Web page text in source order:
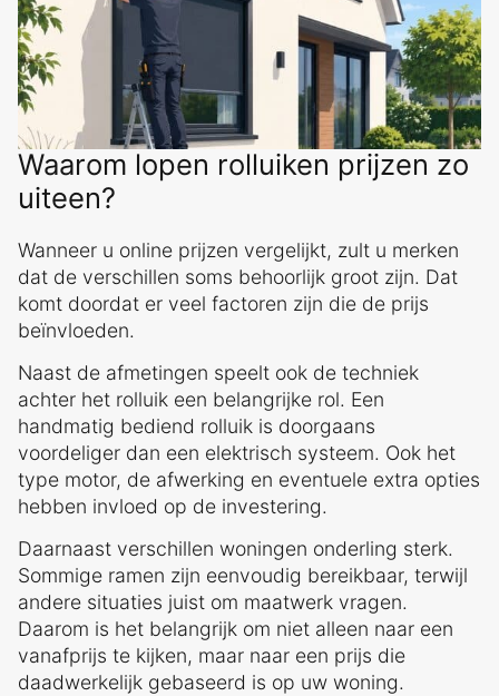
Waarom lopen rolluiken prijzen zo
uiteen?
Wanneer u online prijzen vergelijkt, zult u merken
dat de verschillen soms behoorlijk groot zijn. Dat
komt doordat er veel factoren zijn die de prijs
beïnvloeden.
Naast de afmetingen speelt ook de techniek
achter het rolluik een belangrijke rol. Een
handmatig bediend rolluik is doorgaans
voordeliger dan een elektrisch systeem. Ook het
type motor, de afwerking en eventuele extra opties
hebben invloed op de investering.
Daarnaast verschillen woningen onderling sterk.
Sommige ramen zijn eenvoudig bereikbaar, terwijl
andere situaties juist om maatwerk vragen.
Daarom is het belangrijk om niet alleen naar een
vanafprijs te kijken, maar naar een prijs die
daadwerkelijk gebaseerd is op uw woning.